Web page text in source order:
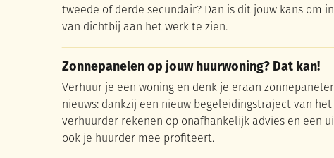
tweede of derde secundair? Dan is dit jouw kans om
van dichtbij aan het werk te zien.
Zonnepanelen op jouw huurwoning? Dat kan!
Zonnepanelen op jouw huurwoning? Dat kan!
Verhuur je een woning en denk je eraan
nieuws: dankzij een nieuw begeleidingstraject van het
verhuurder rekenen op onafhankelijk advies en een
ook je huurder mee profiteert.